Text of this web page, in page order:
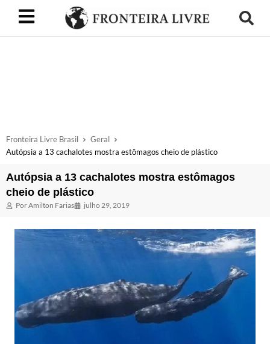
Fronteira Livre Brasil
Geral
Autópsia a 13 cachalotes mostra estômagos cheio de plástico
Autópsia a 13 cachalotes mostra estômagos
cheio de plástico
PorAmilton Farias julho 29, 2019